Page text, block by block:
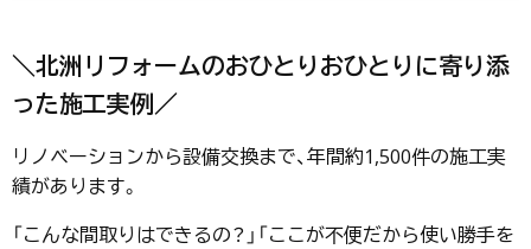
＼北洲リフォームのおひとりおひとりに寄り添
った施工実例／
リノベーションから設備交換まで、年間約1,500件の施工実
績があります。
「こんな間取りはできるの？」「ここが不便だから使い勝手を